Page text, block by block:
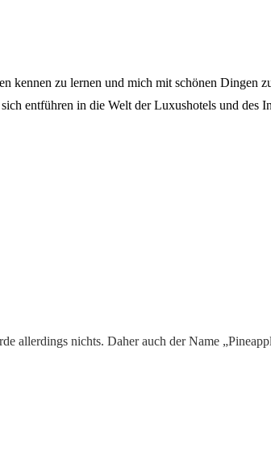
kennen zu lernen und mich mit schönen Dingen
entführen in die Welt der Luxushotels und des
allerdings nichts. Daher auch der Name